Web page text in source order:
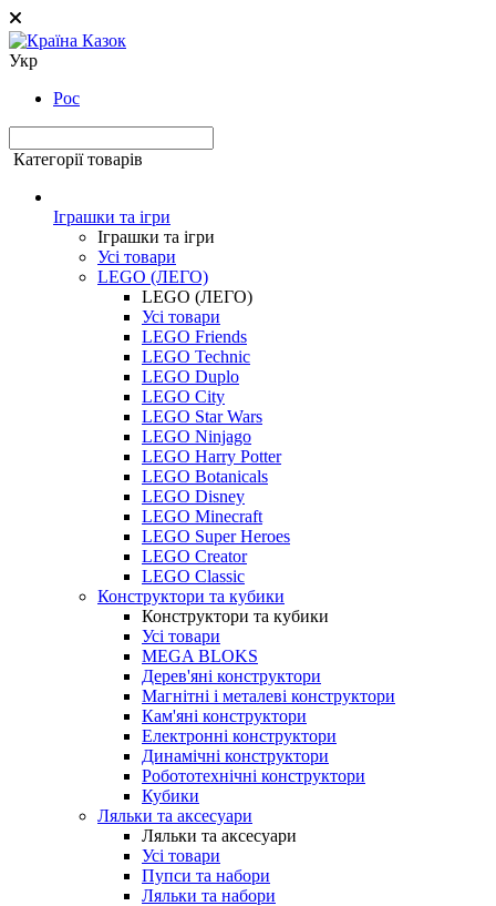
Укр
Рос
Категорії товарів
Іграшки та ігри
Іграшки та ігри
Усі товари
LEGO (ЛЕГО)
LEGO (ЛЕГО)
Усі товари
LEGO Friends
LEGO Technic
LEGO Duplo
LEGO City
LEGO Star Wars
LEGO Ninjago
LEGO Harry Potter
LEGO Botanicals
LEGO Disney
LEGO Minecraft
LEGO Super Heroes
LEGO Creator
LEGO Classic
Конструктори та кубики
Конструктори та кубики
Усі товари
MEGA BLOKS
Дерев'яні конструктори
Магнітні і металеві конструктори
Кам'яні конструктори
Електронні конструктори
Динамічні конструктори
Робототехнічні конструктори
Кубики
Ляльки та аксесуари
Ляльки та аксесуари
Усі товари
Пупси та набори
Ляльки та набори